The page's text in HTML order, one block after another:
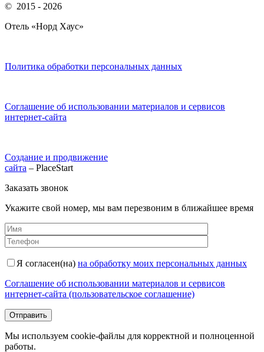
© 2015 - 2026
Отель «Норд Хаус»
Политика обработки персональных данных
Соглашение об использовании материалов и сервисов
интернет-сайта
Создание и продвижение
сайта – PlaceStart
Заказать звонок
Укажите свой номер, мы вам перезвоним в ближайшее время
Я согласен(на) на обработку моих персональных данных
Соглашение об использовании материалов и сервисов
интернет-сайта (пользовательское соглашение)
Мы используем cookie-файлы для корректной и полноценной
работы.